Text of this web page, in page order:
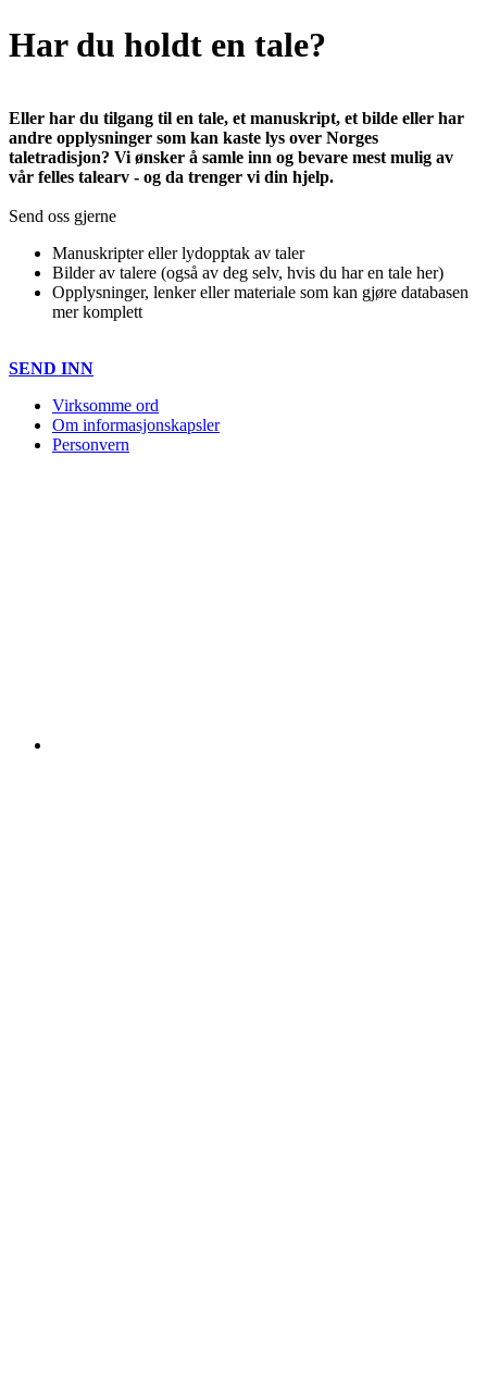
Har du holdt en tale?
Eller har du tilgang til en tale, et manuskript, et bilde eller har
andre opplysninger som kan kaste lys over Norges
taletradisjon? Vi ønsker å samle inn og bevare mest mulig av
vår felles talearv - og da trenger vi din hjelp.
Send oss gjerne
Manuskripter eller lydopptak av taler
Bilder av talere (også av deg selv, hvis du har en tale her)
Opplysninger, lenker eller materiale som kan gjøre databasen
mer komplett
SEND INN
Virksomme ord
Om informasjonskapsler
Personvern